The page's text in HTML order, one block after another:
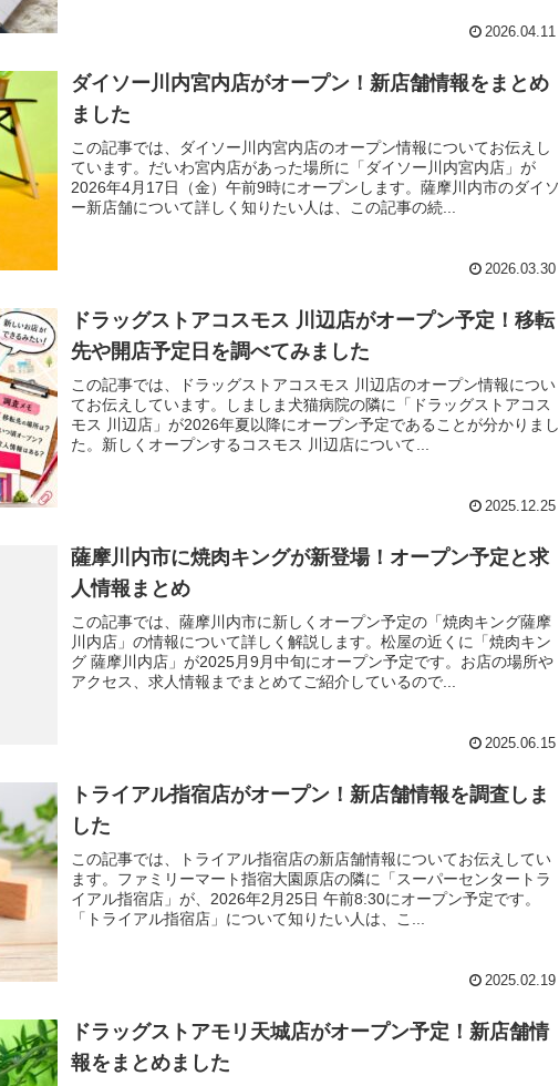
2026.04.11
ダイソー川内宮内店がオープン！新店舗情報をまとめ
ました
この記事では、ダイソー川内宮内店のオープン情報についてお伝えし
ています。だいわ宮内店があった場所に「ダイソー川内宮内店」が
2026年4月17日（金）午前9時にオープンします。薩摩川内市のダイソ
ー新店舗について詳しく知りたい人は、この記事の続...
2026.03.30
ドラッグストアコスモス 川辺店がオープン予定！移転
先や開店予定日を調べてみました
この記事では、ドラッグストアコスモス 川辺店のオープン情報につい
てお伝えしています。しましま犬猫病院の隣に「ドラッグストアコス
モス 川辺店」が2026年夏以降にオープン予定であることが分かりまし
た。新しくオープンするコスモス 川辺店について...
2025.12.25
薩摩川内市に焼肉キングが新登場！オープン予定と求
人情報まとめ
この記事では、薩摩川内市に新しくオープン予定の「焼肉キング薩摩
川内店」の情報について詳しく解説します。松屋の近くに「焼肉キン
グ 薩摩川内店」が2025月9月中旬にオープン予定です。お店の場所や
アクセス、求人情報までまとめてご紹介しているので...
2025.06.15
トライアル指宿店がオープン！新店舗情報を調査しま
した
この記事では、トライアル指宿店の新店舗情報についてお伝えしてい
ます。ファミリーマート指宿大園原店の隣に「スーパーセンタートラ
イアル指宿店」が、2026年2月25日 午前8:30にオープン予定です。
「トライアル指宿店」について知りたい人は、こ...
2025.02.19
ドラッグストアモリ天城店がオープン予定！新店舗情
報をまとめました